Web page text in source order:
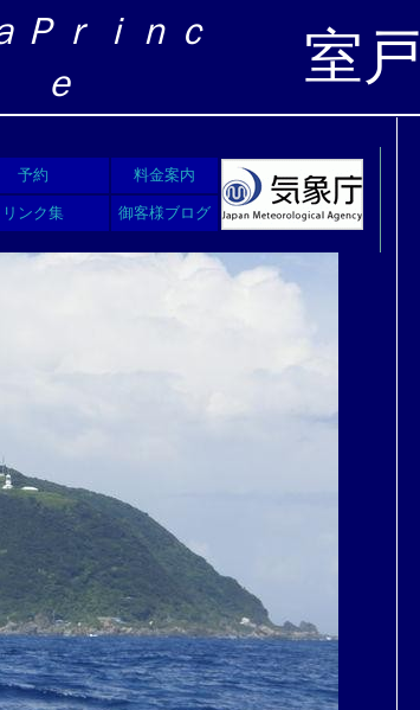
Ｐｒｉｎｃ
ｅ
室戸
予約 料金案内
リンク集 御客様ブログ